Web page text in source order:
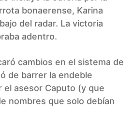
bonaerense, Karina
del radar. La victoria
adentro.
cambios en el sistema de
de barrer la endeble
el asesor Caputo (y que
nombres que solo debían